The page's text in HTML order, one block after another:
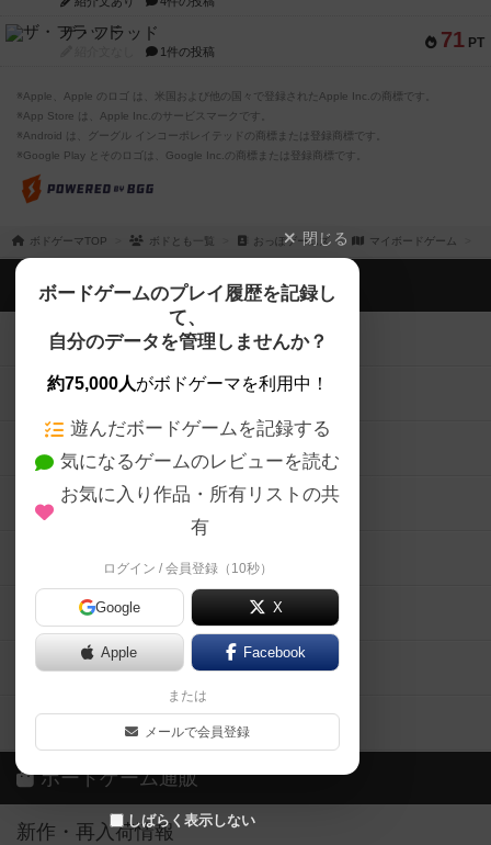
71 PT
ザ・フラッド
1件の投稿
※Apple、Apple のロゴ は、米国および他の国々で登録されたApple Inc.の商標です。
※App Store は、Apple Inc.のサービスマークです。
※Android は、グーグル インコーポレイテッドの商標または登録商標です。
※Google Play とそのロゴは、Google Inc.の商標または登録商標です。
ボドゲーマTOP ボドとも一覧 おっぽゲームズ マイボードゲーム
閉じる
ボードゲームのプレイ履歴を記録し
て、
自分のデータを管理しませんか？
約75,000人がボドゲーマを利用中！
遊んだボードゲームを記録する
気になるゲームのレビューを読む
お気に入り作品・所有リストの共
有
ログイン / 会員登録（10秒）
Google X
Apple Facebook
または
メールで会員登録
しばらく表示しない
ボドゲーマTOP
ボードゲームを検索する
ボードゲームの新着レビュー
ボードゲーム会情報
メカニクス特集
掲示板・トピックス
ボドとも・会員一覧
ボードゲーム業界コラム
ボドゲーマご利用案内
ボードゲーム通販
新作・再入荷情報